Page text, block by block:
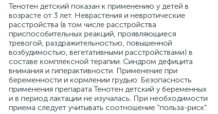
Тенотен детский показан к применению у детей в
возрасте от 3 лет. Неврастения и невротические
расстройства (в том числе расстройства
приспособительных реакций, проявляющиеся
тревогой, раздражительностью, повышенной
возбудимостью, вегетативными расстройствами) в
составе комплексной терапии. Синдром дефицита
внимания и гиперактивности. Применение при
беременности и кормлении грудью: Безопасность
применения препарата Тенотен детский у беременных
и в период лактации не изучалась. При необходимости
приема следует учитывать соотношение "польза-риск".